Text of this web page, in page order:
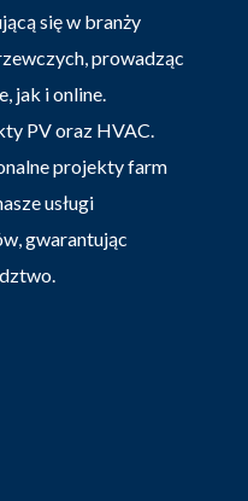
się w branży
prowadząc
jak i online.
PV oraz HVAC.
projekty farm
usługi
gwarantując